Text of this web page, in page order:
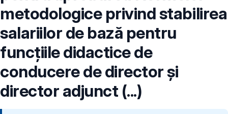
metodologice privind stabilirea
salariilor de bază pentru
funcțiile didactice de
conducere de director și
director adjunct (...)